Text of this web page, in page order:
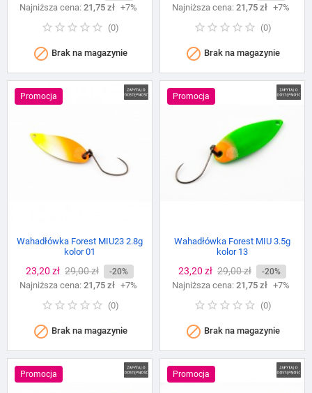
podstawowa
Najniższa cena: 21,75 zł +7%
(0)
 Brak na magazynie
podstawowa
Najniższa cena: 21,75 zł +7%
(0)
 Brak na magazynie
Promocja
Wahadłówka Forest MIU23 2.8g
kolor 01
Cena
23,20 zł Cena
podstawowa
29,00 zł -20%
Najniższa cena: 21,75 zł +7%
(0)
 Brak na magazynie
Promocja
Wahadłówka Forest MIU 3.5g
kolor 13
Cena
23,20 zł Cena
podstawowa
29,00 zł -20%
Najniższa cena: 21,75 zł +7%
(0)
 Brak na magazynie
Promocja Promocja